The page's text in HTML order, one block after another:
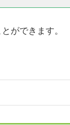
ができます。